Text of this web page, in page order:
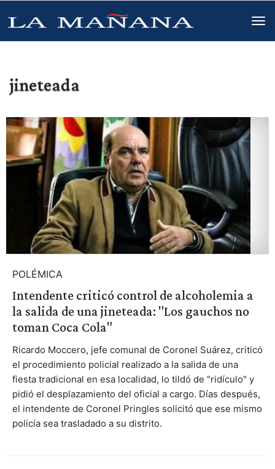
jineteada
POLÉMICA
Intendente criticó control de alcoholemia a
la salida de una jineteada: "Los gauchos no
toman Coca Cola"
Ricardo Moccero, jefe comunal de Coronel Suárez, criticó
el procedimiento policial realizado a la salida de una
fiesta tradicional en esa localidad, lo tildó de "ridículo" y
pidió el desplazamiento del oficial a cargo. Días después,
el intendente de Coronel Pringles solicitó que ese mismo
policía sea trasladado a su distrito.